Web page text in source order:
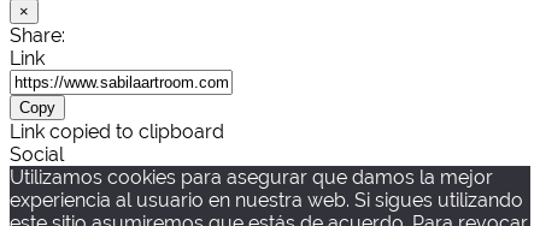
×
Share:
Link
Copy
Link copied to clipboard
Social
Utilizamos cookies para asegurar que damos la mejor
experiencia al usuario en nuestra web. Si sigues utilizando